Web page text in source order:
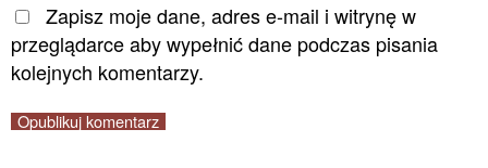
Zapisz moje dane, adres e-mail i witrynę w
przeglądarce aby wypełnić dane podczas pisania
kolejnych komentarzy.